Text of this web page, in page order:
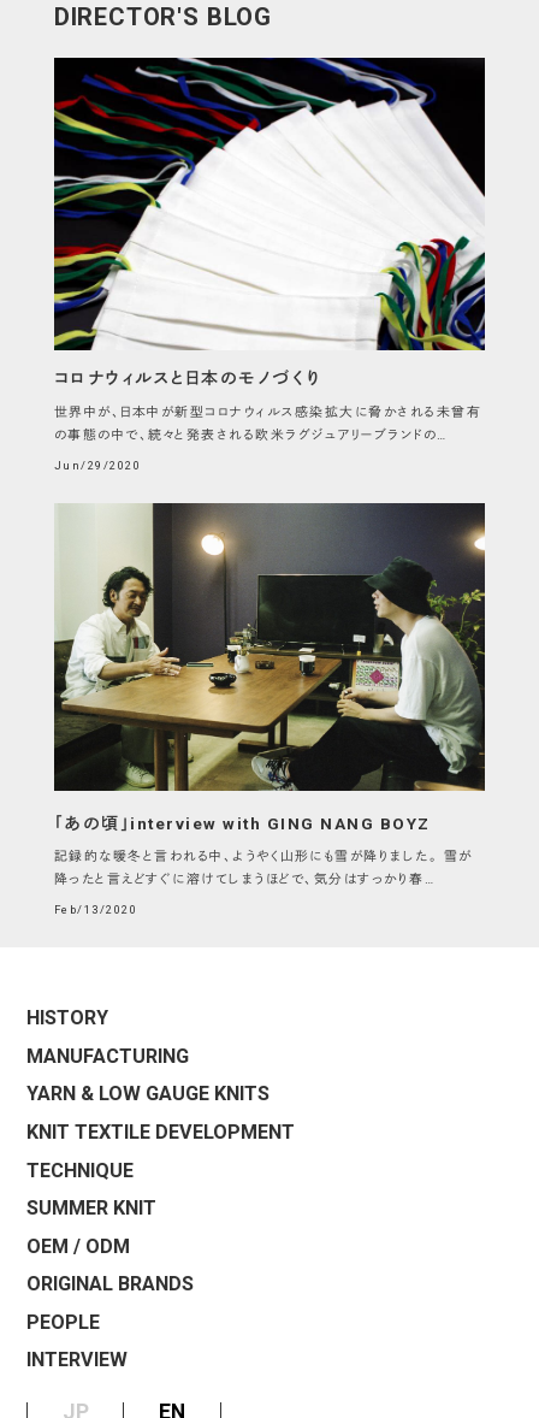
DIRECTOR'S BLOG
コロナウィルスと日本のモノづくり
世界中が、日本中が新型コロナウィルス感染拡大に脅かされる未曾有
の事態の中で、続々と発表される欧米ラグジュアリーブランドの…
Jun/29/2020
「あの頃」interview with GING NANG BOYZ
(Kazunobu Mineta)
記録的な暖冬と言われる中、ようやく山形にも雪が降りました。 雪が
降ったと言えどすぐに溶けてしまうほどで、気分はすっかり春…
Feb/13/2020
HISTORY
MANUFACTURING
YARN & LOW GAUGE KNITS
KNIT TEXTILE DEVELOPMENT
TECHNIQUE
SUMMER KNIT
OEM / ODM
ORIGINAL BRANDS
PEOPLE
INTERVIEW
JP EN